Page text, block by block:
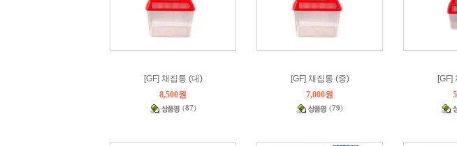
[GF] 채집통 (대)
8,500원
(87)
[GF] 채집통 (중)
7,000원
(79)
[GF]